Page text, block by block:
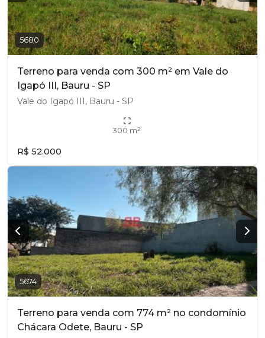
5680
Terreno para venda com 300 m² em Vale do
Igapó III, Bauru - SP
Vale do Igapó III, Bauru - SP
300 m²
R$ 52.000
5674
Terreno para venda com 774 m² no condomínio
Chácara Odete, Bauru - SP